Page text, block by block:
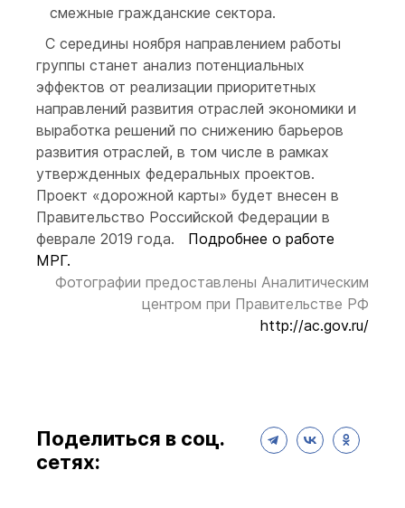
смежные гражданские сектора.
С середины ноября направлением работы
группы станет анализ потенциальных
эффектов от реализации приоритетных
направлений развития отраслей экономики и
выработка решений по снижению барьеров
развития отраслей, в том числе в рамках
утвержденных федеральных проектов.
Проект «дорожной карты» будет внесен в
Правительство Российской Федерации в
феврале 2019 года. Подробнее о работе
МРГ.
Фотографии предоставлены Аналитическим
центром при Правительстве РФ
http://ac.gov.ru/
Поделиться в соц.
сетях: